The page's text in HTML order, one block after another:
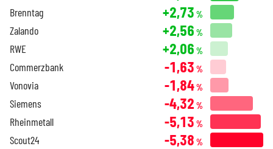
Brenntag +2,73 %
Zalando +2,56 %
RWE +2,06 %
Commerzbank -1,63 %
Vonovia -1,84%
Siemens -4,32 %
Rheinmetall -5,13 %
Scout24 -5,38 %